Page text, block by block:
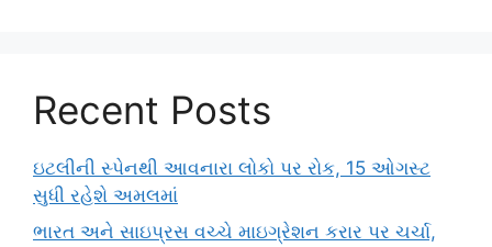
Recent Posts
ઇટલીની સ્પેનથી આવનારા લોકો પર રોક, 15 ઓગસ્ટ
સુધી રહેશે અમલમાં
ભારત અને સાઇપ્રસ વચ્ચે માઇગ્રેશન કરાર પર ચર્ચા,